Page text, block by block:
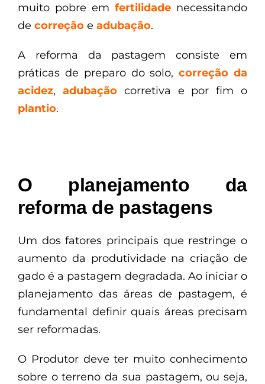
muito pobre em fertilidade necessitando
de correção e adubação.
A reforma da pastagem consiste em
práticas de preparo do solo,correção da
acidez, adubaçãocorretiva e por fim o
plantio.
O planejamento da
reforma de pastagens
Um dos fatores principais que restringe o
aumento da produtividade na criação de
gado é a pastagem degradada. Ao iniciar o
planejamento das áreas de pastagem, é
fundamental definir quais áreas precisam
ser reformadas.
O Produtor deve ter muito conhecimento
sobre o terreno da sua pastagem, ou seja,